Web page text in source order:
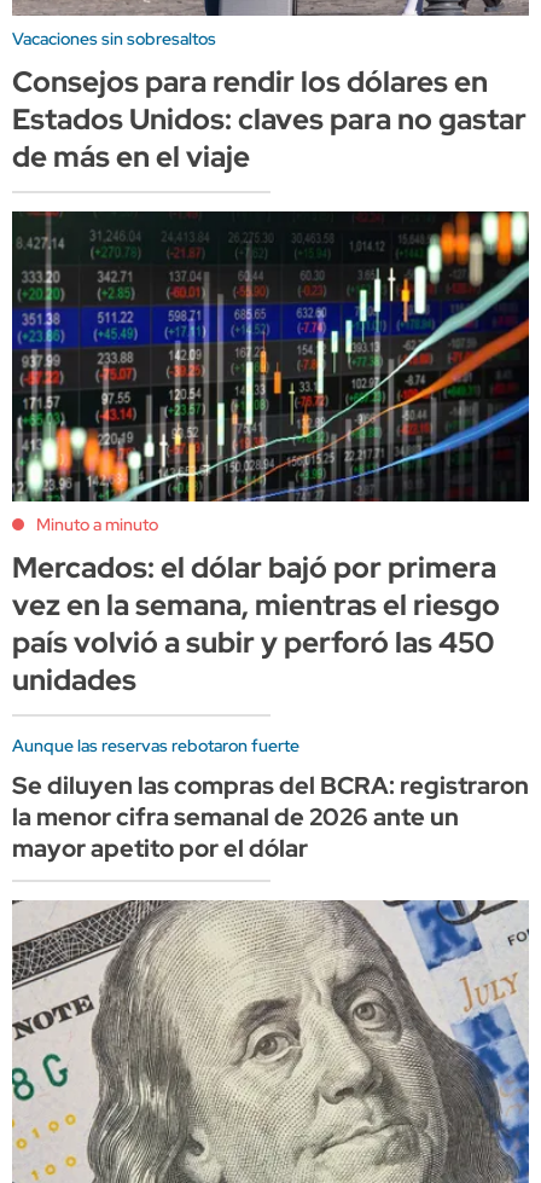
Vacaciones sin sobresaltos
Consejos para rendir los dólares en
Estados Unidos: claves para no gastar
de más en el viaje
Minuto a minuto
Mercados: el dólar bajó por primera
vez en la semana, mientras el riesgo
país volvió a subir y perforó las 450
unidades
Aunque las reservas rebotaron fuerte
Se diluyen las compras del BCRA: registraron
la menor cifra semanal de 2026 ante un
mayor apetito por el dólar